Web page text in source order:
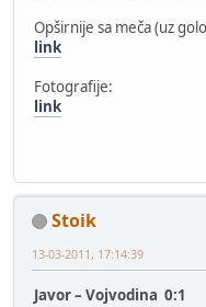
Opširnije sa meča (uz
link
Fotografije:
link
Stoik
13-03-2011, 17:14:39
Javor – Vojvodina 0:1